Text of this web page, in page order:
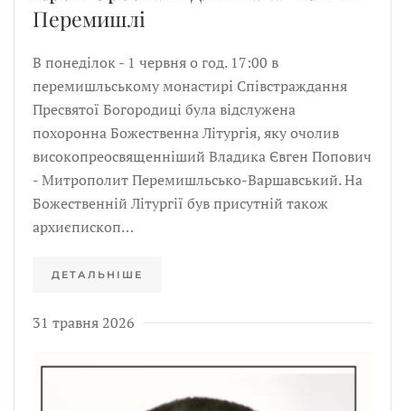
Перемишлі
В понеділок - 1 червня о год. 17:00 в
перемишльському монастирі Співстраждання
Пресвятої Богородиці була відслужена
похоронна Божественна Літургія, яку очолив
високопреосвященніший Владика Євген Попович
- Митрополит Перемишльсько-Варшавський. На
Божественній Літургії був присутній також
архиєпископ…
ДЕТАЛЬНІШЕ
31 травня 2026